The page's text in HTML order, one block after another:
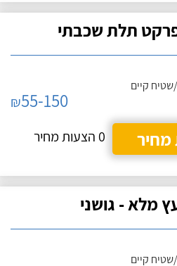
תלת שכבתי
קיים
₪55-150
מחיר
0 הצעות מחיר
מלא - גושני
קיים